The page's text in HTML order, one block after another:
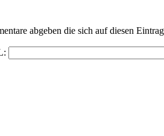
abgeben die sich auf diesen